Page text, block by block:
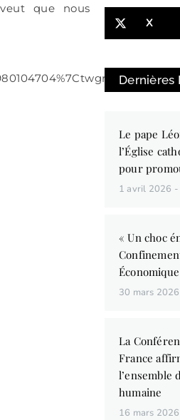
que nous
X
Dernières
Le pape
l’Église
pour
1 avril 2026
« Un choc
Économique
30 mars 2026
La
France
l’ensemble
humaine
16 mars 2026